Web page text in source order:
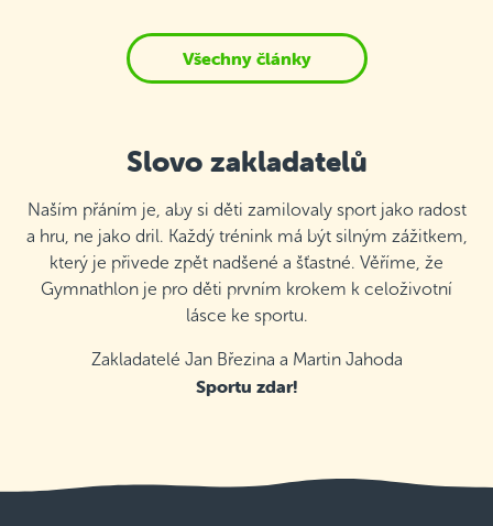
Všechny články
Slovo zakladatelů
Naším přáním je, aby si děti zamilovaly sport jako radost
a hru, ne jako dril. Každý trénink má být silným zážitkem,
který je přivede zpět nadšené a šťastné. Věříme, že
Gymnathlon je pro děti prvním krokem k celoživotní
lásce ke sportu.
Zakladatelé Jan Březina a Martin Jahoda
Sportu zdar!